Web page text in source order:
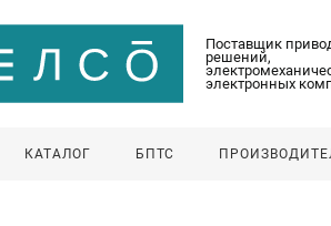
Поставщик
решений,
электронных
КАТАЛОГ БПТС